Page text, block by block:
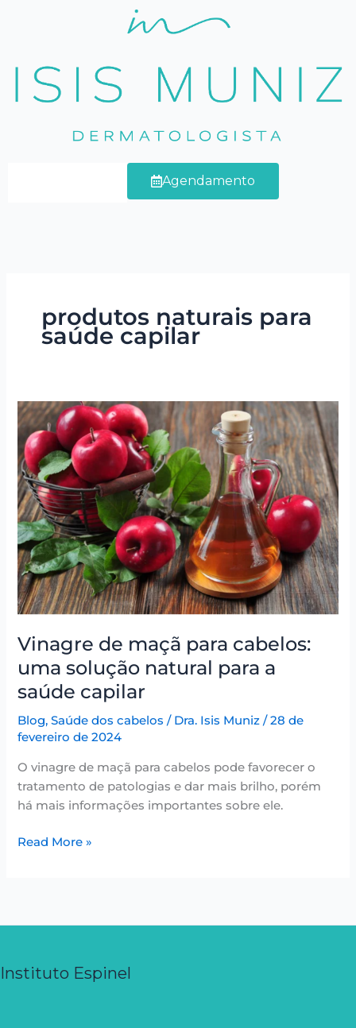
conteúdo
Agendamento
produtos naturais para
saúde capilar
Vinagre de maçã para cabelos:
uma solução natural para a
saúde capilar
Blog,Saúde dos cabelos / Dra. Isis Muniz/28 de
fevereiro de 2024
O vinagre de maçã para cabelos pode favorecer o
tratamento de patologias e dar mais brilho, porém
há mais informações importantes sobre ele.
Vinagre
de
maçã
para
cabelos:
uma
solução
natural
para
a
saúde
capilar
Read More »
Instituto Espinel